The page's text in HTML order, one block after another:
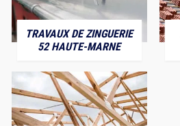
TRAVAUX DE ZINGUERIE
52 HAUTE-MARNE